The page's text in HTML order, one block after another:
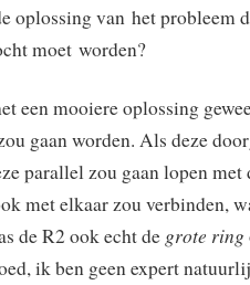
oplossing van het probleem
moet worden?
een mooiere oplossing
gaan worden. Als deze
parallel zou gaan lopen met
met elkaar zou verbinden,
de R2 ook echt de grote ring
ik ben geen expert